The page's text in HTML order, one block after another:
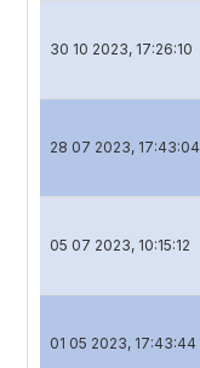
30 10 2023, 17:26:10
28 07 2023, 17:43:04
05 07 2023, 10:15:12
01 05 2023, 17:43:44